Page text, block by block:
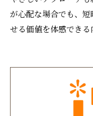
が心配な場合でも、
せる価値を体感できる